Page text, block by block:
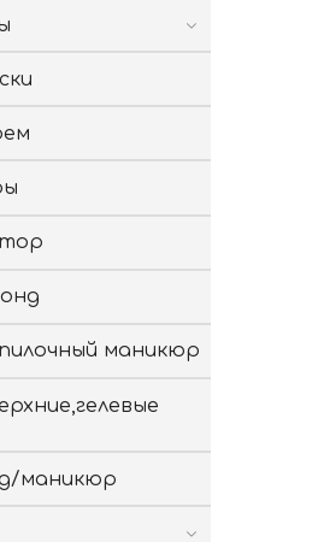
маникюр
маникюр